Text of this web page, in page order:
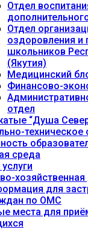
Отдел
Отдел
оздоровления и
школьников
(Якутия)
Медицинский
Финансово-
отдел
“Душа
техническое
среда
хозяйственная
для
по ОМС
места для